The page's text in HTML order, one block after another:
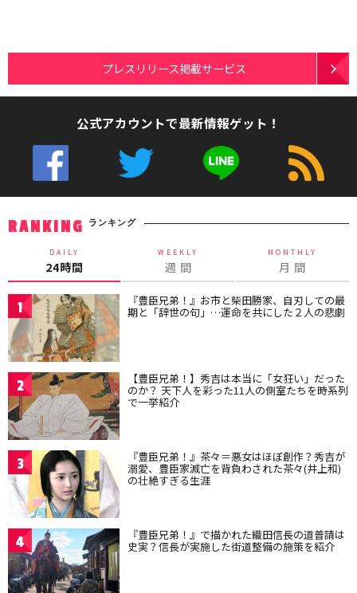
プレスリリース掲載サービス
公式アカウントで最新情報ゲット！
RANKING ランキング
DAILY
24時間
WEEKLY
週 間
MONTHLY
月 間
1 『豊臣兄弟！』お市と柴田勝家、自刃しての最
期と「辞世の句」…運命を共にした２人の悲劇
2 【豊臣兄弟！】秀吉は本当に「女狂い」だった
のか？ 天下人を彩った11人の側室たちを時系列
で一挙紹介
3 『豊臣兄弟！』茶々＝悪女はほぼ創作？秀吉が
溺愛、豊臣家滅亡を背負わされた茶々(井上和)
の壮絶すぎる生涯
4 『豊臣兄弟！』で描かれた織田信長の道普請は
史実？信長が実施した街道整備の施策を紹介